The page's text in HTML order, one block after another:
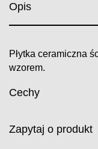
Opis
Płytka ceramiczna
wzorem.
Cechy
Zapytaj o produkt